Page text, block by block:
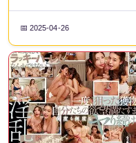
📅 2025-04-26